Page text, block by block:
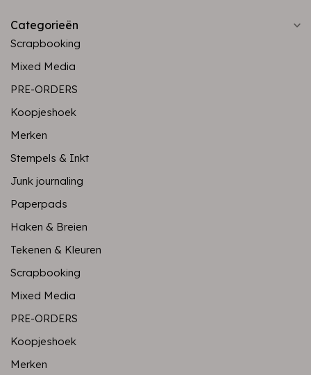
Categorieën
Scrapbooking
Mixed Media
PRE-ORDERS
Koopjeshoek
Merken
Stempels & Inkt
Junk journaling
Paperpads
Haken & Breien
Tekenen & Kleuren
Scrapbooking
Mixed Media
PRE-ORDERS
Koopjeshoek
Merken